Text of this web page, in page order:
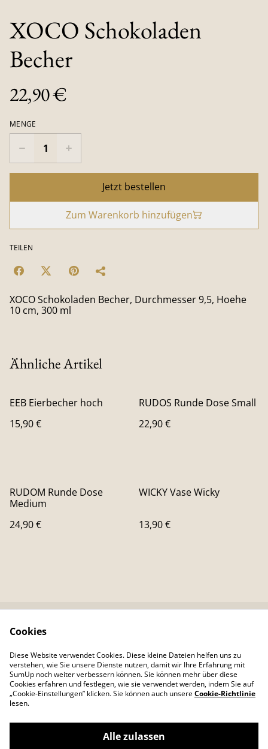
XOCO Schokoladen
Becher
22,90 €
MENGE
Jetzt bestellen
Zum Warenkorb hinzufügen
TEILEN
XOCO Schokoladen Becher, Durchmesser 9,5, Hoehe
10 cm, 300 ml
Ähnliche Artikel
EEB Eierbecher hoch
15,90 €
RUDOS Runde Dose Small
22,90 €
RUDOM Runde Dose
Medium
24,90 €
WICKY Vase Wicky
13,90 €
Kontaktieren Sie uns
Datenschutzbestimm
ungen von SumUp
Cookie-Richtlinie
Cookies
Diese Website verwendet Cookies. Diese kleine Dateien helfen uns zu
verstehen, wie Sie unsere Dienste nutzen, damit wir Ihre Erfahrung mit
SumUp noch weiter verbessern können. Sie können mehr über diese
Cookies erfahren und festlegen, wie sie verwendet werden, indem Sie auf
„Cookie-Einstellungen” klicken. Sie können auch unsereCookie-Richtlinie
lesen.
Alle zulassen